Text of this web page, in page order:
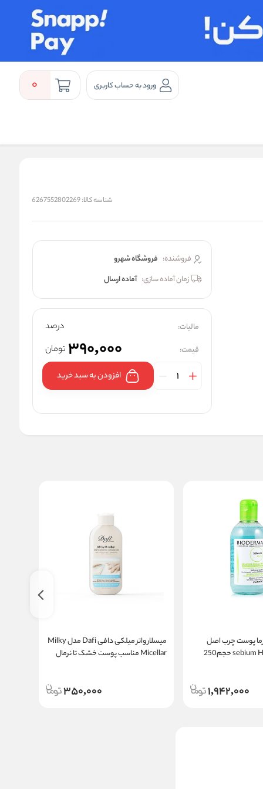
ورود به حساب کاربری 0
شناسه کالا:6267552802269
فروشنده: فروشگاه شهرو
زمان آماده سازی: آماده ارسال
مالیات: درصد
قیمت: 390,000 تومان
افزودن به سبد خرید
پوست چرب اصل
فرانسه مدل sebium H2O حجم250
1,942,000
میسلار واتر میلکی دافی Dafi مدل Milky
Micellar مناسب پوست خشک تا نرمال
350,000